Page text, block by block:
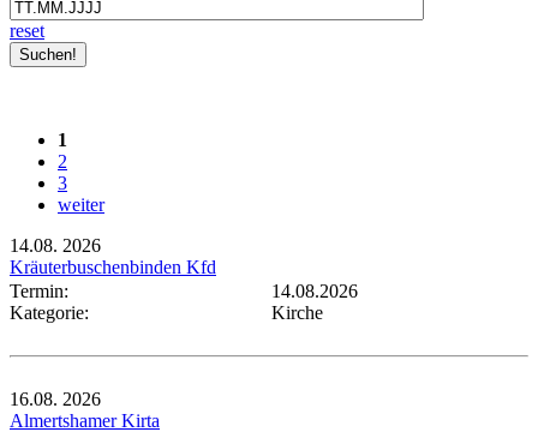
reset
1
2
3
weiter
14.08. 2026
Kräuterbuschenbinden Kfd
Termin:
14.08.2026
Kategorie:
Kirche
16.08. 2026
Almertshamer Kirta